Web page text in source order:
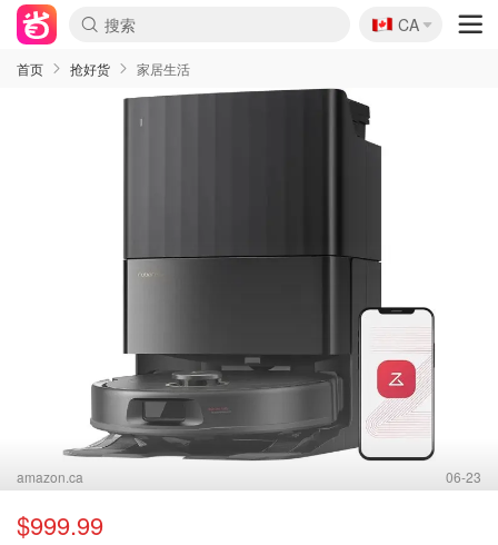
🇨🇦
CA
首页 抢好货 家居生活
amazon.ca 06-23
$999.99